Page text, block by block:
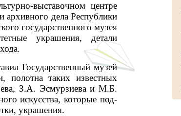
выставочном центре
архивного дела Республики
государственного музея
украшения, детали
Государственный музей
полотна таких известных
З.А. Эсмурзиева и М.Б.
искусства, которые под-
украшения.